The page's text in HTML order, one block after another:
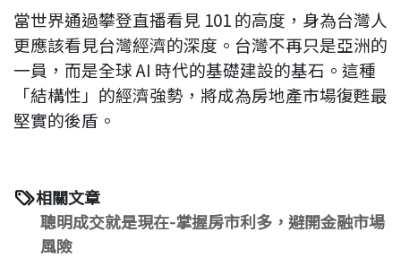
當世界通過攀登直播看見 101的高度，身為台灣人
更應該看見台灣經濟的深度。台灣不再只是亞洲的
一員，而是全球AI 時代的基礎建設的基石。這種
「結構性」的經濟強勢，將成為房地產市場復甦最
堅實的後盾。
相關文章
聰明成交就是現在-掌握房市利多，避開金融市場
風險